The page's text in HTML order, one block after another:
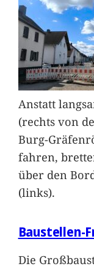
Anstatt
(rechts von
Burg-
fahren,
über den
(links).
Baustellen-
Die